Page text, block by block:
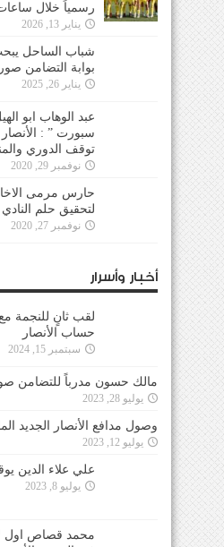
رسمياً خلال
يناير 13, 2026
شباب الساحل
بوابة التضامن صور
يناير 26, 2025
عبد الوهاب ابو
سبورت ” :
توقف الدوري
نوفمبر 29, 2020
حارس مرمى
لتحقيق حلم
نوفمبر 27, 2020
أخبار وأسرار
لقب ثانٍ للنجمة
حساب الأنصار
سبتمبر 15, 2024
مالك حسون مدرباً للتضامن
يوليو 28, 2023
وصول مدافع الأنصار الجديد
يوليو 12, 2023
علي علاء الدين
يوليو 8, 2023
محمد قصاص اول